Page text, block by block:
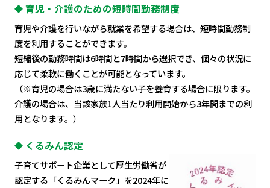
育児・介護のための短時間勤務制度
育児や介護を行いながら就業を希望する場合は、短時間勤務制
度を利用することができます。
短縮後の勤務時間は6時間と7時間から選択でき、個々の状況に
応じて柔軟に働くことが可能となっています。
（※育児の場合は3歳に満たない子を養育する場合に限ります。
介護の場合は、当該家族1人当たり利用開始から3年間までの利
用となります。）
くるみん認定
子育てサポート企業として厚生労働省が
認定する「くるみんマーク」を2024年に